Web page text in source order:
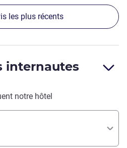
les plus récents
internautes
notre hôtel